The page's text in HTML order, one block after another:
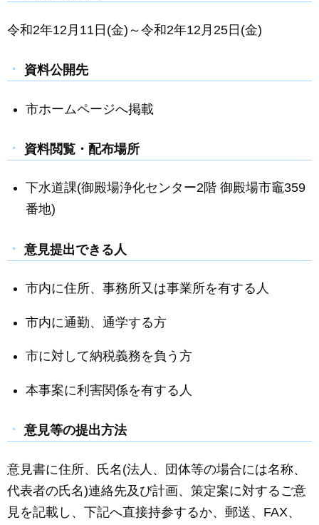
令和2年12月11日(金)～令和2年12月25日(金)
資料公開先
市ホームページへ掲載
資料閲覧・配布場所
下水道課(御殿場浄化センター2階 御殿場市竈359
番地)
意見提出できる人
市内に住所、事務所又は事業所を有する人
市内に通勤、通学する方
市に対して納税義務を負う方
本事案に利害関係を有する人
意見等の提出方法
意見書に住所、氏名(法人、団体等の場合には名称、
代表者の氏名)連絡先及び計画、策定案に対するご意
見を記載し、下記へ直接持参するか、郵送、FAX、